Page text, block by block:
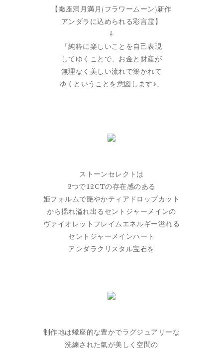
【蠍座満月満月(フラワームーン)新作
アンダラに込められる彩言霊】
⇩
「純粋に楽しいことを自己表現
してゆくことで、お金と財産が
無理なく美しい流れで築かれて
ゆくということを意図します♪」
ストーンセレクトは
2つで12CTの存在感のある
姫フォルムで艶やかティアドロップカット
から揺れ溢れ出るセントジャーメインの
ヴァイオレットフレイムエネルギー溢れる
セントジャーメインハート
アンダラクリスタル宝石を
制作地は蠍座的な豊かでラグジュアリーな
洗練された氣が美しく空間の